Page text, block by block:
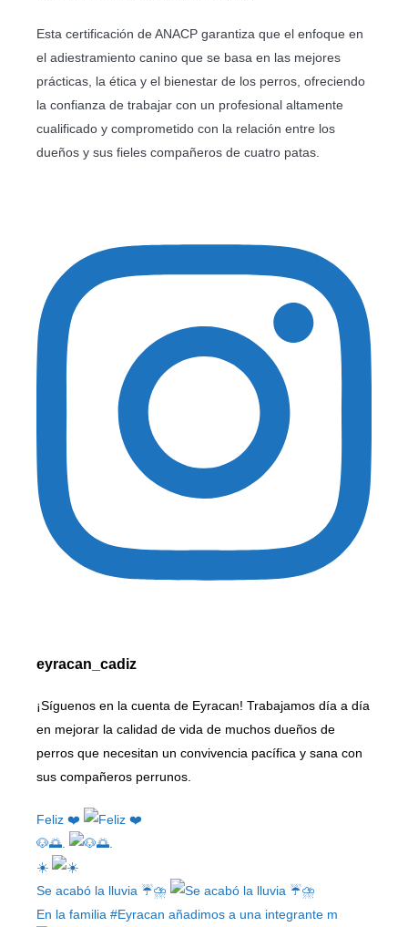
Esta certificación de ANACP garantiza que el enfoque en
el adiestramiento canino que se basa en las mejores
prácticas, la ética y el bienestar de los perros, ofreciendo
la confianza de trabajar con un profesional altamente
cualificado y comprometido con la relación entre los
dueños y sus fieles compañeros de cuatro patas.
eyracan_cadiz
¡Síguenos en la cuenta de Eyracan! Trabajamos día a día
en mejorar la calidad de vida de muchos dueños de
perros que necesitan un convivencia pacífica y sana con
sus compañeros perrunos.
Feliz ❤️
🐶🌅.
☀️
Se acabó la lluvia ☔⛈️
En la familia #Eyracan añadimos a una integrante m